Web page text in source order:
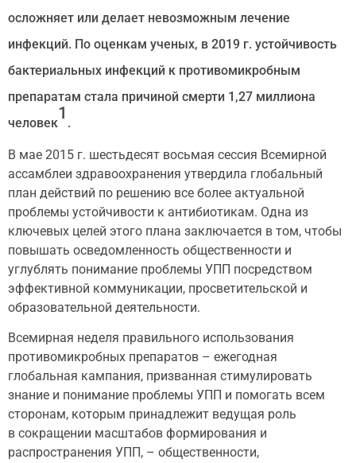
осложняет или делает невозможным лечение
инфекций. По оценкам ученых, в 2019 г. устойчивость
бактериальных инфекций к противомикробным
препаратам стала причиной смерти 1,27 миллиона
человек1 .
В мае 2015 г. шестьдесят восьмая сессия Всемирной
ассамблеи здравоохранения утвердила глобальный
план действий по решению все более актуальной
проблемы устойчивости к антибиотикам. Одна из
ключевых целей этого плана заключается в том, чтобы
повышать осведомленность общественности и
углублять понимание проблемы УПП посредством
эффективной коммуникации, просветительской и
образовательной деятельности.
Всемирная неделя правильного использования
противомикробных препаратов – ежегодная
глобальная кампания, призванная стимулировать
знание и понимание проблемы УПП и помогать всем
сторонам, которым принадлежит ведущая роль
в сокращении масштабов формирования и
распространения УПП, – общественности,